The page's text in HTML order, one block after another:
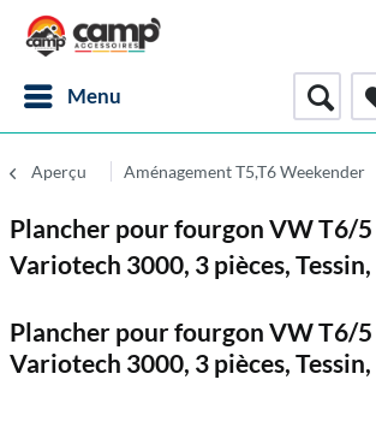
Menu
Aperçu Aménagement T5,T6 Weekender
Plancher pour fourgon VW T6/5
Variotech 3000, 3 pièces,
Plancher pour fourgon VW T6/5
Variotech 3000, 3 pièces,